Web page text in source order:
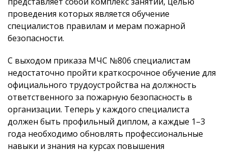
проведения которых является обучение
специалистов правилам и мерам пожарной
безопасности.
С выходом приказа МЧС №806 специалистам
недостаточно пройти краткосрочное обучение для
официального трудоустройства на должность
ответственного за пожарную безопасность в
организации. Теперь у каждого специалиста
должен быть профильный диплом, а каждые 1–3
года необходимо обновлять профессиональные
навыки и знания на курсах повышения